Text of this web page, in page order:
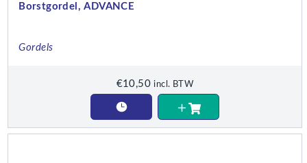
Borstgordel, ADVANCE
Gordels
€10,50 incl. BTW